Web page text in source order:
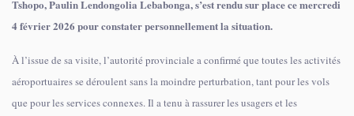
Tshopo, Paulin Lendongolia Lebabonga, s’est rendu sur place ce mercredi
4 février 2026 pour constater personnellement la situation.
À l’issue de sa visite, l’autorité provinciale a confirmé que toutes les activités
aéroportuaires se déroulent sans la moindre perturbation, tant pour les vols
que pour les services connexes. Il a tenu à rassurer les usagers et les